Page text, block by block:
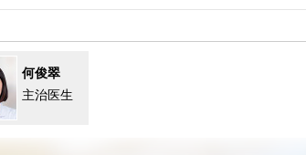
何俊翠
主治医生